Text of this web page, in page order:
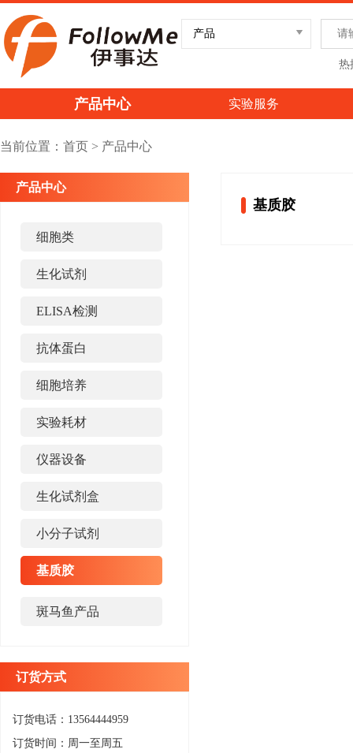
热
产品中心 实验服务
当前位置： 首页 > 产品中心
产品中心
细胞类
生化试剂
ELISA检测
抗体蛋白
细胞培养
实验耗材
仪器设备
生化试剂盒
小分子试剂
基质胶
斑马鱼产品
订货方式
订货电话：13564444959
订货时间：周一至周五
基质胶